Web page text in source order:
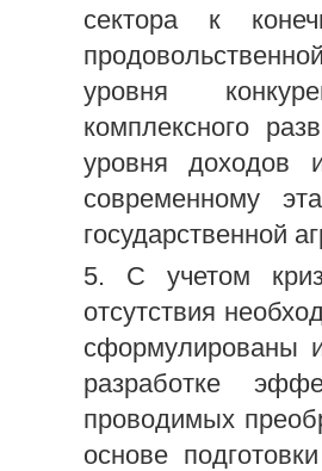
сектора к
уровня
комплексного
уровня доходов
современному
государственной
5. С учетом
отсутствия
сформулированы
разработке
проводимых
основе